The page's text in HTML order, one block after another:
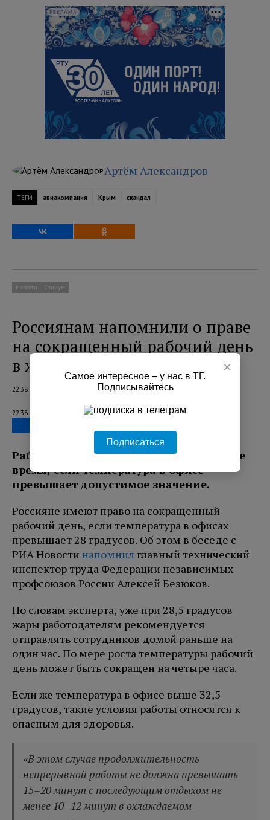
РЕКЛАМА
Артём Александров
ТЕГИ авиакомпания Крым скандал
Новости Социум
Россиянам напомнили о праве
на сокращенный рабочий день
в жару
22:38 06.08.2026
22:38 06.08.2026
Работодатель обязан сокращать рабочее
время, если температура в офисе
превышает допустимое значение.
Россияне имеют право на сокращенный
рабочий день, если температура в офисах
превышает 28 градусов. Об этом в беседе с
РИА Новости напомнил главный технический
инспектор труда Федерации независимых
профсоюзов России Алексей Безюков.
По словам эксперта, уже при 28,5 градусов
жары работодателям рекомендуется
отправлять сотрудников домой раньше на
один час. По мере роста температуры рабочий
день может быть сокращен на четыре часа.
Если же температура в офисе выше 32,5
градусов, такие условия работы относятся к
опасным для здоровья.
«В этом случае продолжительность
непрерывной работы не должна превышать
15–20 минут с последующим отдыхом не
менее 10–12 минут в охлаждаемом
×
Самое интересное – у нас в ТГ.
Подписывайтесь
Подписаться